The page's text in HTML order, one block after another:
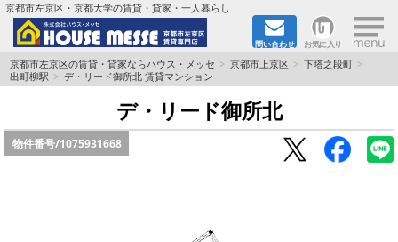
京都市左京区・京都大学の賃貸・貸家・一人暮らし
問い合わせ お気に入り ×
TOPページ
地域から検索
京都市左京区の賃貸・貸家ならハウス・メッセ 京都市上京区
下塔之段町
出町柳駅
デ・リード御所北 賃貸マンション
デ・リード御所北
物件番号/1075931668